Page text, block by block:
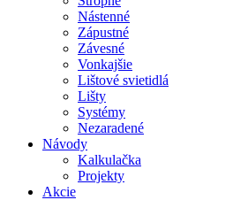
Nástenné
Zápustné
Závesné
Vonkajšie
Lištové svietidlá
Lišty
Systémy
Nezaradené
Návody
Kalkulačka
Projekty
Akcie